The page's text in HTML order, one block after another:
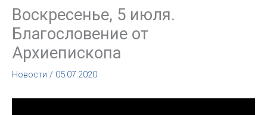
Воскресенье, 5 июля.
Благословение от
Архиепископа
Новости / 05.07.2020